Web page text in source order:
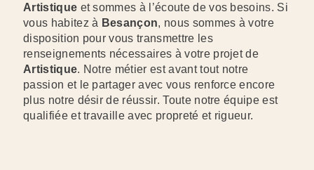
Artistique et sommes à l’écoute de vos besoins. Si
vous habitez à Besançon, nous sommes à votre
disposition pour vous transmettre les
renseignements nécessaires à votre projet de
Artistique. Notre métier est avant tout notre
passion et le partager avec vous renforce encore
plus notre désir de réussir. Toute notre équipe est
qualifiée et travaille avec propreté et rigueur.